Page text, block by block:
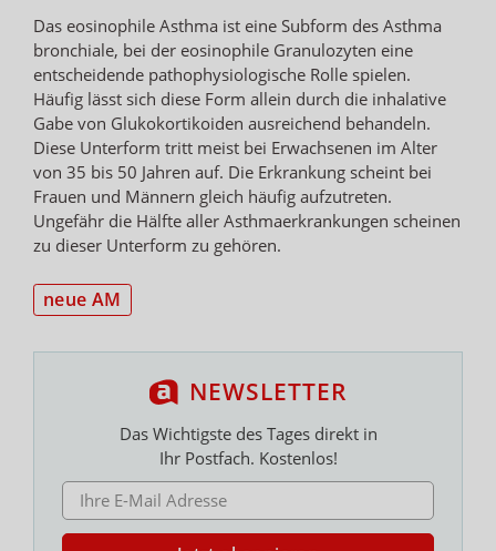
Das eosinophile Asthma ist eine Subform des Asthma
bronchiale, bei der eosinophile Granulozyten eine
entscheidende pathophysiologische Rolle spielen.
Häufig lässt sich diese Form allein durch die inhalative
Gabe von Glukokortikoiden ausreichend behandeln.
Diese Unterform tritt meist bei Erwachsenen im Alter
von 35 bis 50 Jahren auf. Die Erkrankung scheint bei
Frauen und Männern gleich häufig aufzutreten.
Ungefähr die Hälfte aller Asthmaerkrankungen scheinen
zu dieser Unterform zu gehören.
neue AM
NEWSLETTER
Das Wichtigste des Tages direkt in
Ihr Postfach. Kostenlos!
E-MAIL ADRESSE